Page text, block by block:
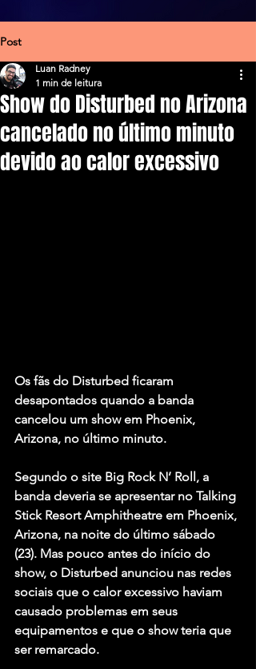
Post
Show do Disturbed no Arizona
cancelado no último minuto
devido ao calor excessivo
Luan Radney
1 min de leitura
Os fãs do Disturbed ficaram
desapontados quando a banda
cancelou um show em Phoenix,
Arizona, no último minuto.
Segundo o site Big Rock N’ Roll, a
banda deveria se apresentar no Talking
Stick Resort Amphitheatre em Phoenix,
Arizona, na noite do último sábado
(23). Mas pouco antes do início do
show, o Disturbed anunciou nas redes
sociais que o calor excessivo haviam
causado problemas em seus
equipamentos e que o show teria que
ser remarcado.